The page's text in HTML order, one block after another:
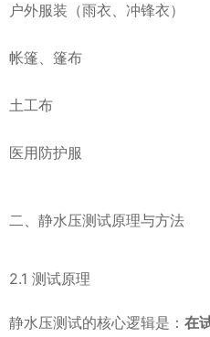
户外服装（雨衣、冲锋衣）
帐篷、篷布
土工布
医用防护服
二、静水压测试原理与方法
2.1 测试原理
静水压测试的核心逻辑是： 在